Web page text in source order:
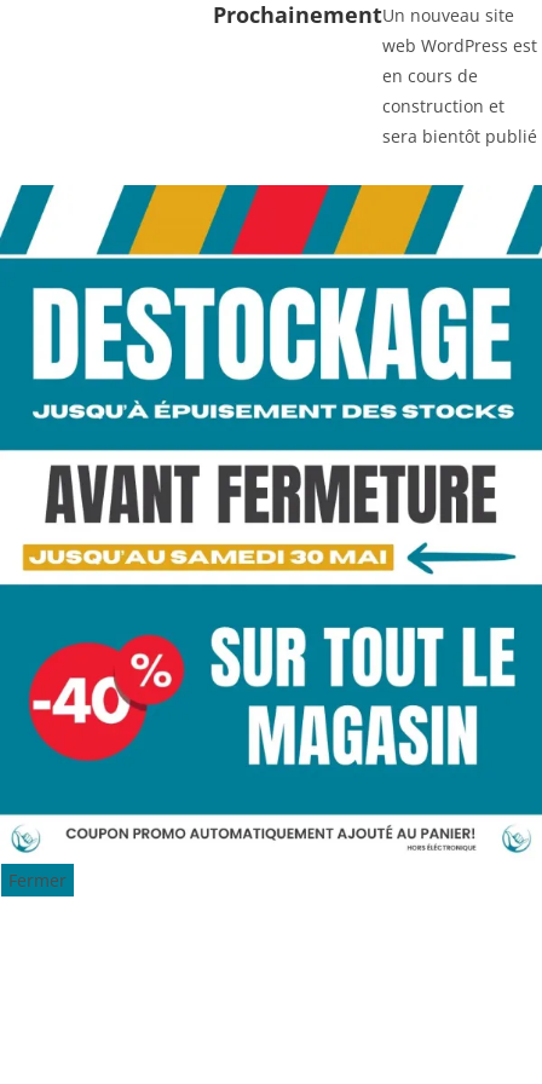
ProchainementUn nouveau site
web WordPress est
en cours de
construction et
sera bientôt publié
Fermer